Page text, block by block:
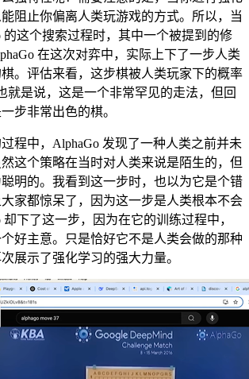
阻止你偏离人类玩游戏的方式。所以，当
的这个搜索过程时，其中一个被提到的修
在这次对弈中，实际上下了一步人类
。评估来看，这步棋被人类玩家下的概率
就是说，这是一个非常罕见的走法，但回
步非常出色的棋。
中，AlphaGo 发现了一种人类之前并未
这个策略在当时对人类来说是陌生的，但
明的。我看到这一步时，也以为它是个错
家都惊呆了，因为这一步是人类根本不会
下了这一步，因为在它的训练过程中，
好主意。只是恰好它不是人类会做的那种
展示了强化学习的强大力量。